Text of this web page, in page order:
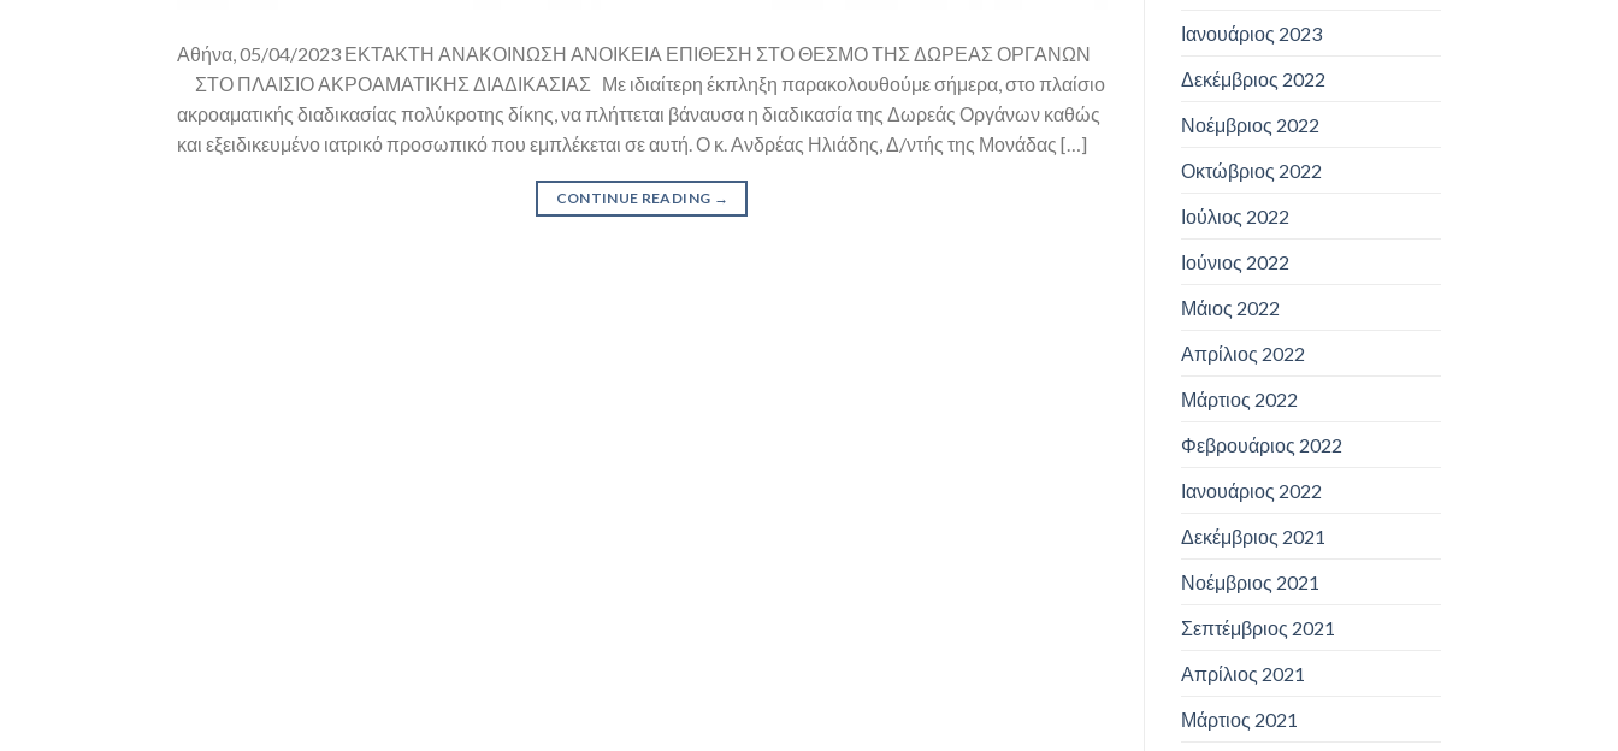
Αθήνα, 05/04/2023 ΕΚΤΑΚΤΗ ΑΝΑΚΟΙΝΩΣΗ ΑΝΟΙΚΕΙΑ ΕΠΙΘΕΣΗ ΣΤΟ ΘΕΣΜΟ ΤΗΣ ΔΩΡΕΑΣ ΟΡΓΑΝΩΝ
ΣΤΟ ΠΛΑΙΣΙΟ ΑΚΡΟΑΜΑΤΙΚΗΣ ΔΙΑΔΙΚΑΣΙΑΣ Με ιδιαίτερη έκπληξη παρακολουθούμε σήμερα, στο πλαίσιο
ακροαματικής διαδικασίας πολύκροτης δίκης, να πλήττεται βάναυσα η διαδικασία της Δωρεάς Οργάνων καθώς
και εξειδικευμένο ιατρικό προσωπικό που εμπλέκεται σε αυτή. Ο κ. Ανδρέας Ηλιάδης, Δ/ντής της Μονάδας […]
CONTINUE READING →
Ιανουάριος 2023
Δεκέμβριος 2022
Νοέμβριος 2022
Οκτώβριος 2022
Ιούλιος 2022
Ιούνιος 2022
Μάιος 2022
Απρίλιος 2022
Μάρτιος 2022
Φεβρουάριος 2022
Ιανουάριος 2022
Δεκέμβριος 2021
Νοέμβριος 2021
Σεπτέμβριος 2021
Απρίλιος 2021
Μάρτιος 2021